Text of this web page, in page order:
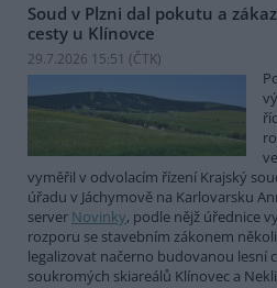
Soud v Plzni dal pokutu a
cesty u Klínovce
29.7.2026 15:51 (ČTK)
vyměřil v odvolacím řízení Krajský
úřadu v Jáchymově na Karlovarsku
server Novinky, podle nějž úřednice
rozporu se stavebním zákonem
legalizovat načerno budovanou lesní
soukromých skiareálů Klínovec a